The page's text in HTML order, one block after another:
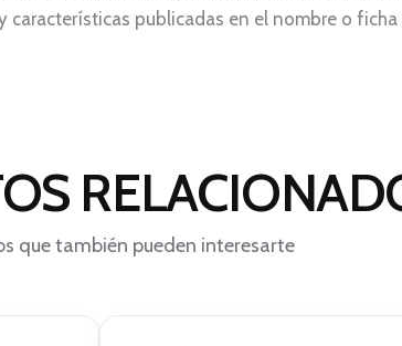
publicadas en el nombre o
que también pueden interesarte